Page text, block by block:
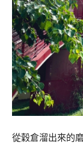
從穀倉溜出來的